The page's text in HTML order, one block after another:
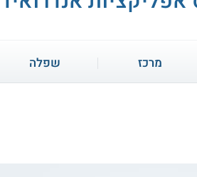
מרכז שפלה